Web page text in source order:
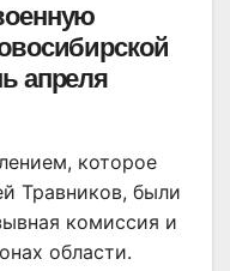
апреля
которое
Травников, были
комиссия и
области.